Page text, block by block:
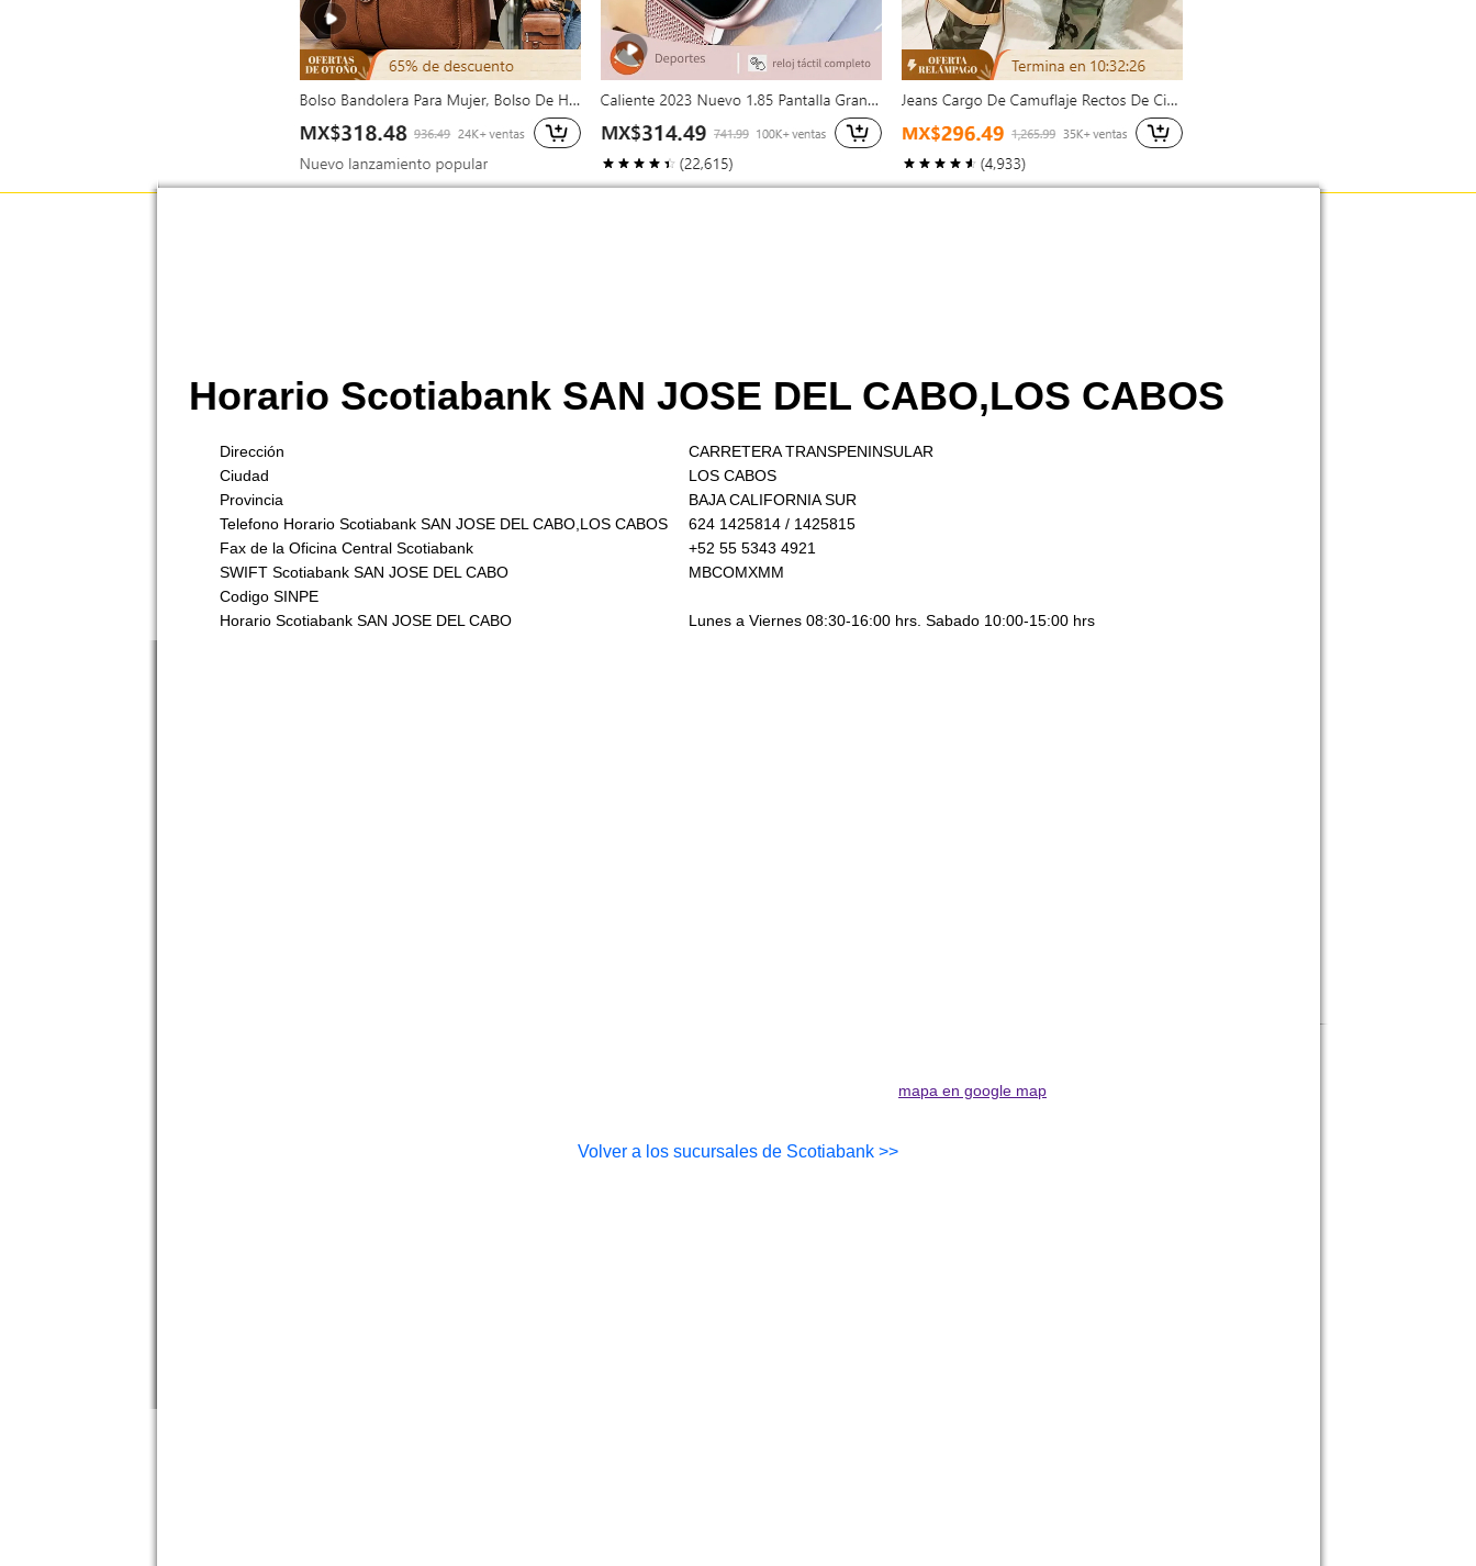
Horario Scotiabank SAN JOSE DEL CABO,LOS CABOS
Dirección
CARRETERA TRANSPENINSULAR
Ciudad
LOS CABOS
Provincia
BAJA CALIFORNIA SUR
Telefono Horario Scotiabank SAN JOSE DEL CABO,LOS CABOS
624 1425814 / 1425815
Fax de la Oficina Central Scotiabank
+52 55 5343 4921
SWIFT Scotiabank SAN JOSE DEL CABO
MBCOMXMM
Codigo SINPE
Horario Scotiabank SAN JOSE DEL CABO
Lunes a Viernes 08:30-16:00 hrs. Sabado 10:00-15:00 hrs
mapa en google map
Volver a los sucursales de Scotiabank >>